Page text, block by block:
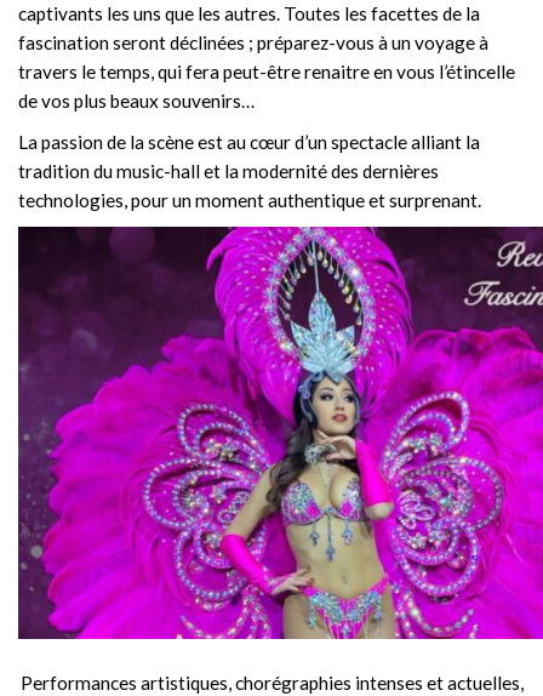
captivants les uns que les autres. Toutes les facettes de la
fascination seront déclinées ; préparez-vous à un voyage à
travers le temps, qui fera peut-être renaitre en vous l’étincelle
de vos plus beaux souvenirs…
La passion de la scène est au cœur d’un spectacle alliant la
tradition du music-hall et la modernité des dernières
technologies, pour un moment authentique et surprenant.
Performances artistiques, chorégraphies intenses et actuelles,